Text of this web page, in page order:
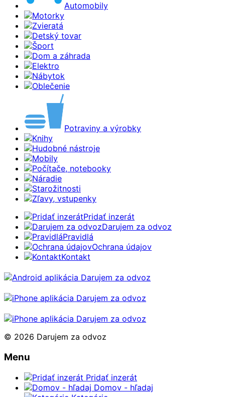
Automobily
Motorky
Zvieratá
Detský tovar
Šport
Dom a záhrada
Elektro
Nábytok
Oblečenie
Potraviny a výrobky
Knihy
Hudobné nástroje
Mobily
Počítače, notebooky
Náradie
Starožitnosti
Zľavy, vstupenky
Pridať inzerát
Darujem za odvoz
Pravidlá
Ochrana údajov
Kontakt
© 2026 Darujem za odvoz
Menu
Pridať inzerát
Domov - hľadaj